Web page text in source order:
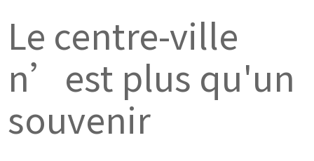
Le centre-ville
n’est plus qu'un
souvenir